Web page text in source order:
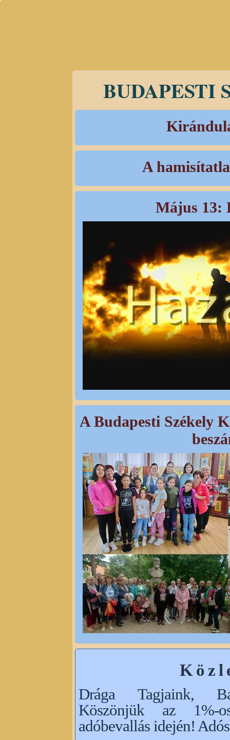
BUDAPESTI
A
Május 13:
A Budapesti Székely
K ö z l
Drága Tagjaink,
Köszönjük az 1%-
adóbevallás idején!